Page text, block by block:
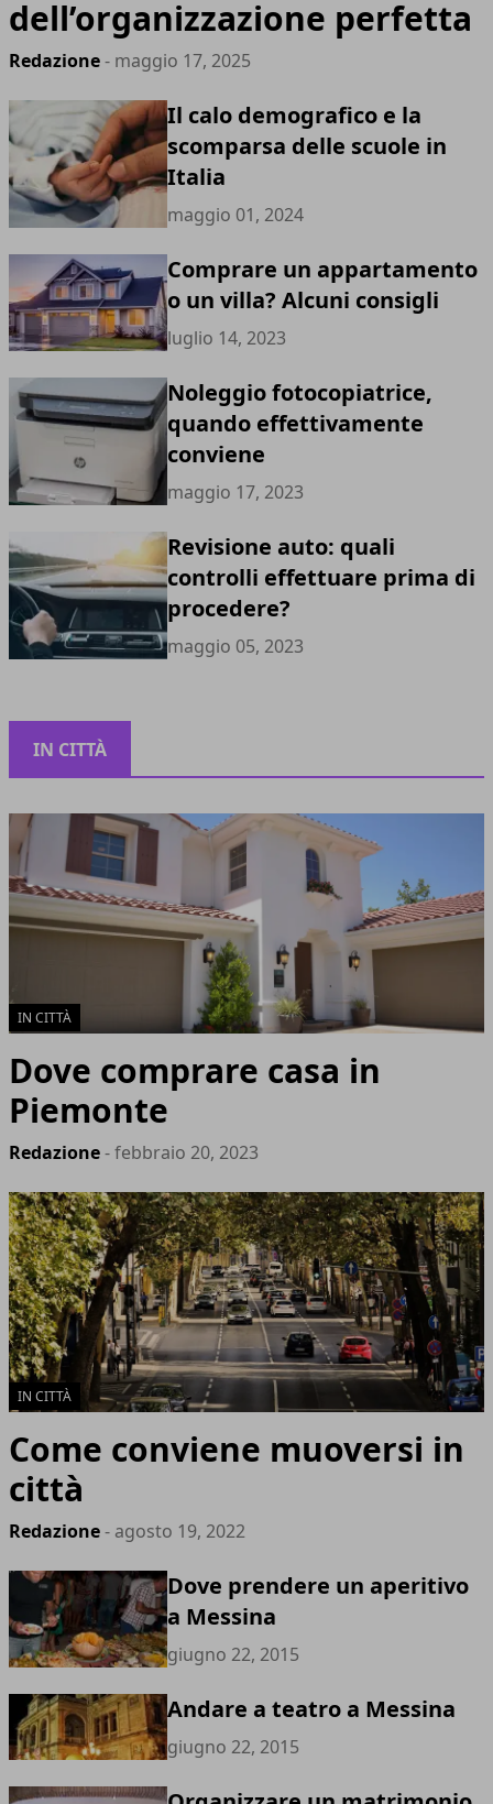
dell’organizzazione perfetta
Redazione- maggio 17, 2025
Il calo demografico e la
scomparsa delle scuole in
Italia
maggio 01, 2024
Comprare un appartamento
o un villa? Alcuni consigli
luglio 14, 2023
Noleggio fotocopiatrice,
quando effettivamente
conviene
maggio 17, 2023
Revisione auto: quali
controlli effettuare prima di
procedere?
maggio 05, 2023
IN CITTÀ
IN CITTÀ
Dove comprare casa in
Piemonte
Redazione- febbraio 20, 2023
IN CITTÀ
Come conviene muoversi in
città
Redazione- agosto 19, 2022
Dove prendere un aperitivo
a Messina
giugno 22, 2015
Andare a teatro a Messina
giugno 22, 2015